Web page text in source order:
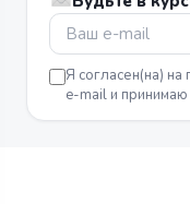
Я согласен(на)
e-mail и принимаю